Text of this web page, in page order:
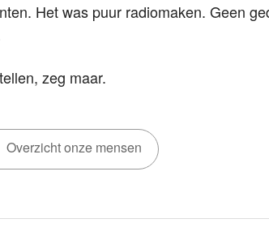
Het was puur radiomaken. Geen
zeg maar.
Overzicht onze mensen